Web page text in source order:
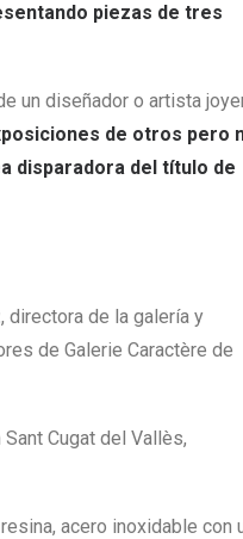
piezas de tres
un diseñador o artista
de otros pero
disparadora del título de
, directora de la galería y
de Galerie Caractère de
Sant Cugat del Vallès,
acero inoxidable con